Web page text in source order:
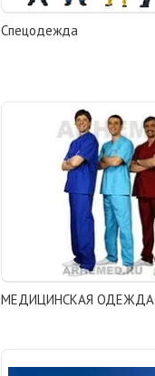
Спецодежда
МЕДИЦИНСКАЯ ОДЕЖДА